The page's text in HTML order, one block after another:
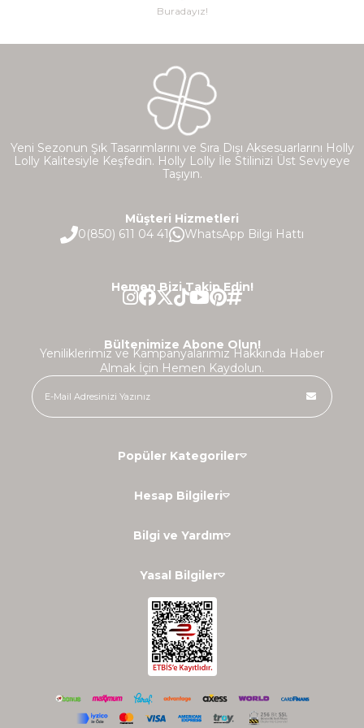
Buradayız!
Yeni Sezonun Şık Tasarımlarını ve Sıra Dışı Aksesuarlarını Holly
Lolly Kalitesiyle Keşfedin. Holly Lolly İle Stilinizi Üst Seviyeye
Taşıyın.
Müşteri Hizmetleri
0(850) 611 04 41
WhatsApp Bilgi Hattı
Hemen Bizi Takip Edin!
Bültenimize Abone Olun!
Yeniliklerimiz ve Kampanyalarımız Hakkında Haber
Almak İçin Hemen Kaydolun.
Popüler Kategoriler
Hesap Bilgileri
Bilgi ve Yardım
Yasal Bilgiler